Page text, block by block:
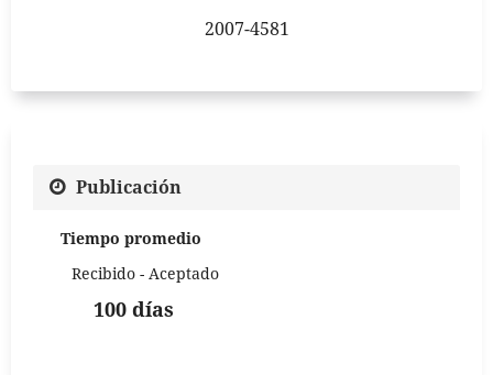
2007-4581
Publicación
Tiempo promedio
Recibido - Aceptado
100 días